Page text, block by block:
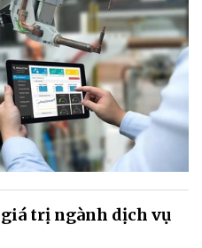
trị ngành dịch vụ